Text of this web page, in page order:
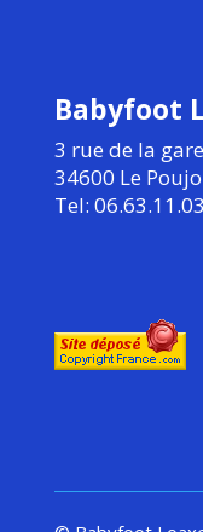
Babyfoot
3 rue de la gare
34600 Le
Tel: